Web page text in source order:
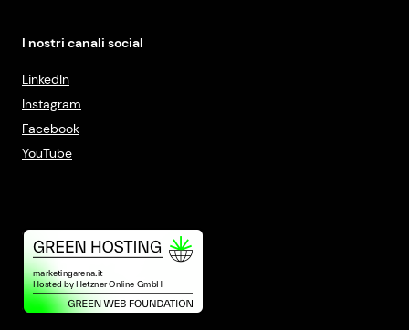
I nostri canali social
LinkedIn
Instagram
Facebook
YouTube